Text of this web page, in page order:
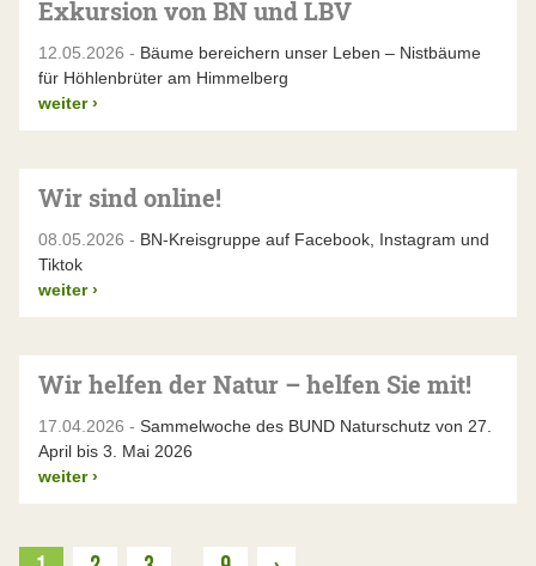
Exkursion von BN und LBV
12.05.2026 - Bäume bereichern unser Leben – Nistbäume
für Höhlenbrüter am Himmelberg
weiter ›
Wir sind online!
08.05.2026 - BN-Kreisgruppe auf Facebook, Instagram und
Tiktok
weiter ›
Wir helfen der Natur – helfen Sie mit!
17.04.2026 - Sammelwoche des BUND Naturschutz von 27.
April bis 3. Mai 2026
weiter ›